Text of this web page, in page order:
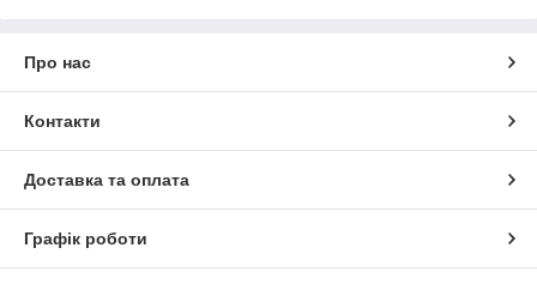
Про нас
Контакти
Доставка та оплата
Графік роботи